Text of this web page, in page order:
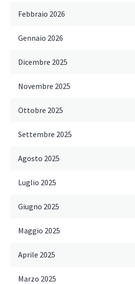
Febbraio 2026
Gennaio 2026
Dicembre 2025
Novembre 2025
Ottobre 2025
Settembre 2025
Agosto 2025
Luglio 2025
Giugno 2025
Maggio 2025
Aprile 2025
Marzo 2025